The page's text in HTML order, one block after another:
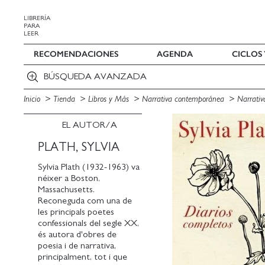
LIBRERÍA
PARA
LEER
RECOMENDACIONES AGENDA CICLOS
BÚSQUEDA AVANZADA
Inicio Tienda Libros y Más Narrativa contemporánea
EL AUTOR/A
PLATH, SYLVIA
Sylvia Plath (1932-1963) va
néixer a Boston,
Massachusetts.
Reconeguda com una de
les principals poetes
confessionals del segle XX,
és autora d'obres de
poesia i de narrativa,
principalment, tot i que